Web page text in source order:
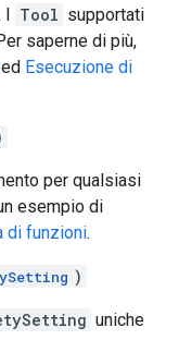
I Tool supportati
saperne di più,
ed Esecuzione di
per qualsiasi
esempio di
di funzioni.
)
uniche